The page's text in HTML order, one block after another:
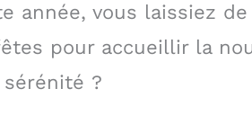
année, vous laissiez
pour accueillir la
?